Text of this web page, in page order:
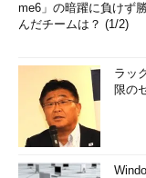
me6」の暗躍に負けず
んだチームは？ (1/2)
ラッ
限の